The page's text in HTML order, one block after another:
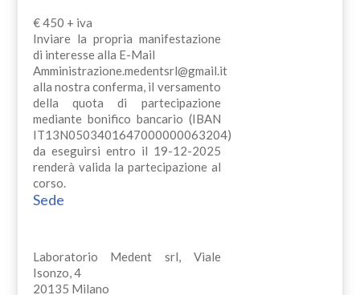
€ 450 + iva
Inviare la propria manifestazione
di interesse alla E-Mail
Amministrazione.medentsrl@gmail.it
alla nostra conferma, il versamento
della quota di partecipazione
mediante bonifico bancario (IBAN
IT13N0503401647000000063204)
da eseguirsi entro il 19-12-2025
renderà valida la partecipazione al
corso.
Sede
Laboratorio Medent srl, Viale
Isonzo, 4
20135 Milano